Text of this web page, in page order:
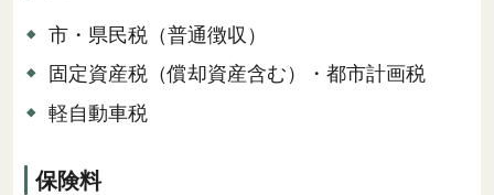
市・県民税（普通徴収）
固定資産税（償却資産含む）・都市計画税
軽自動車税
保険料